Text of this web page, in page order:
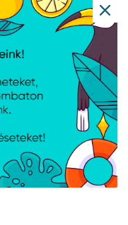
mm, 25 mm, 19
130–210